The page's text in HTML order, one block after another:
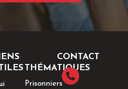
THÉMATIQUES
Prisonniers
CONTACT